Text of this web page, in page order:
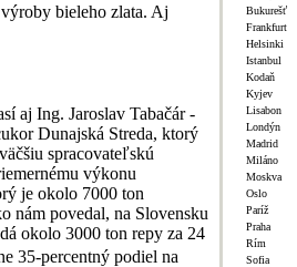
bieleho zlata. Aj
aj Ing. Jaroslav Tabačár -
Dunajská Streda, ktorý
spracovateľskú
výkonu
je okolo 7000 ton
nám povedal, na Slovensku
okolo 3000 ton repy za 24
35-percentný podiel na
Bukurešť
Frankfurt
Helsinki
Istanbul
Kodaň
Kyjev
Lisabon
Londýn
Madrid
Miláno
Moskva
Oslo
Paríž
Praha
Rím
Sofia